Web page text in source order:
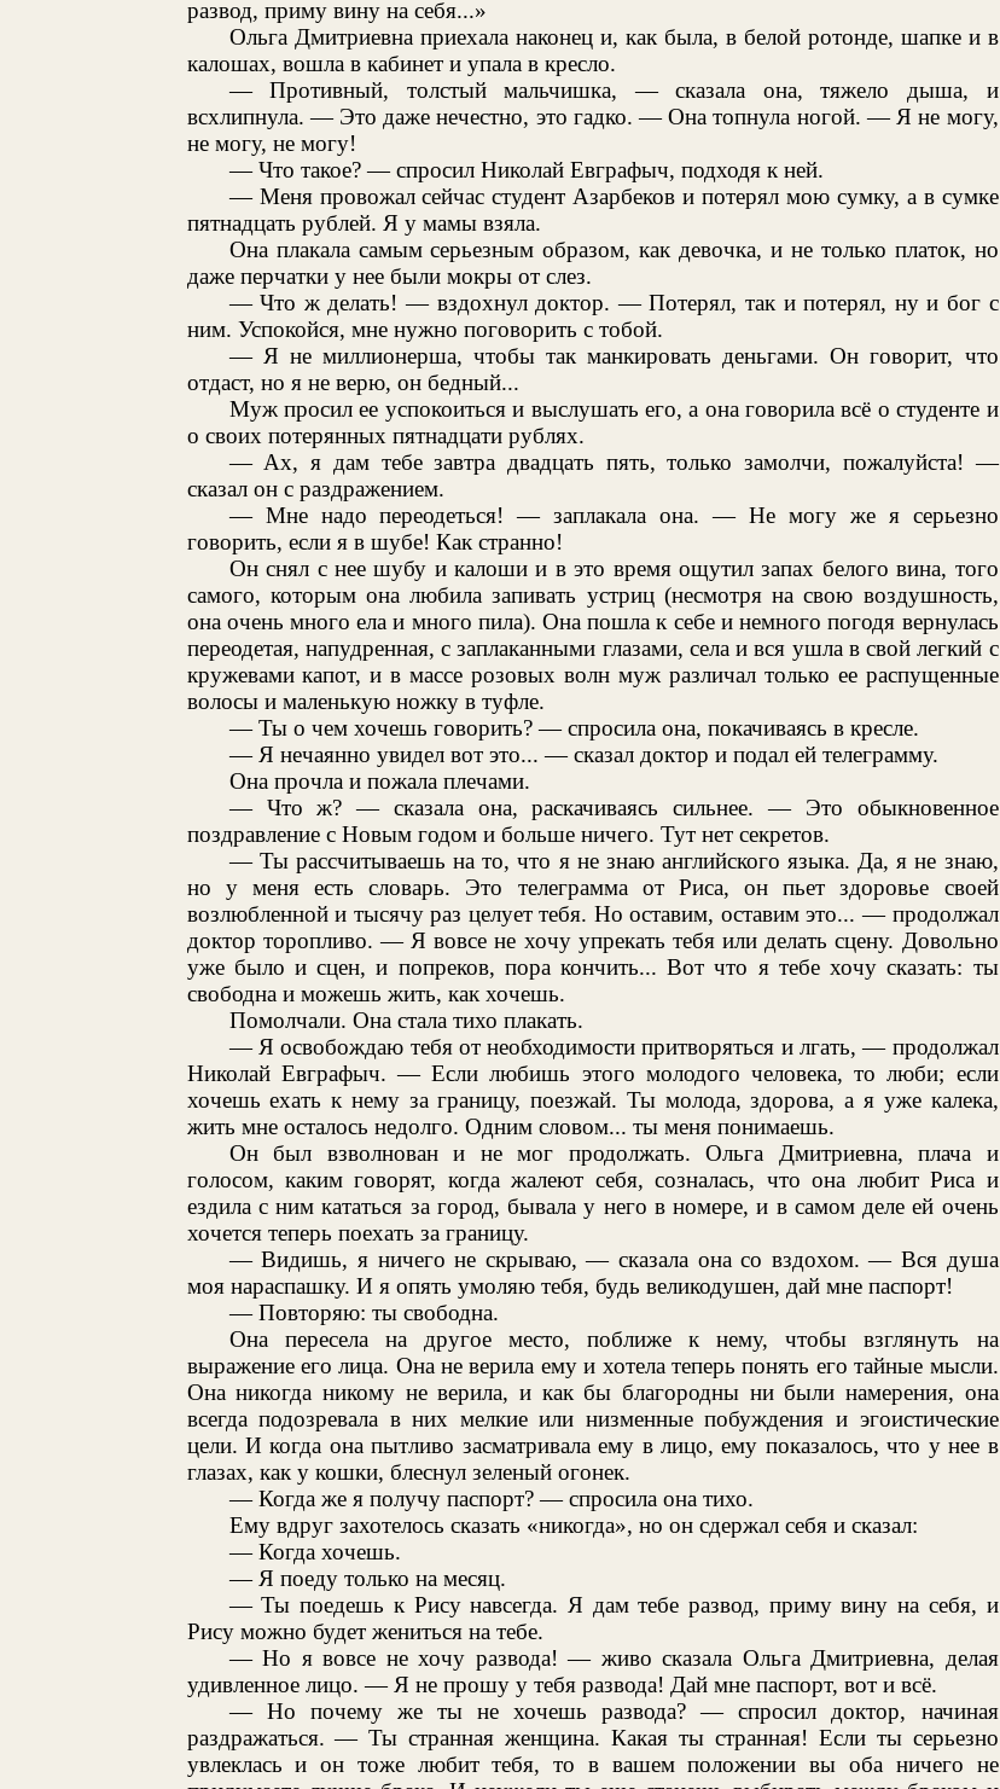
развод, приму вину на себя...»
Ольга Дмитриевна приехала наконец и, как была, в белой ротонде, шапке и в
калошах, вошла в кабинет и упала в кресло.
— Противный, толстый мальчишка, — сказала она, тяжело дыша, и
всхлипнула. — Это даже нечестно, это гадко. — Она топнула ногой. — Я не могу,
не могу, не могу!
— Что такое? — спросил Николай Евграфыч, подходя к ней.
— Меня провожал сейчас студент Азарбеков и потерял мою сумку, а в сумке
пятнадцать рублей. Я у мамы взяла.
Она плакала самым серьезным образом, как девочка, и не только платок, но
даже перчатки у нее были мокры от слез.
— Что ж делать! — вздохнул доктор. — Потерял, так и потерял, ну и бог с
ним. Успокойся, мне нужно поговорить с тобой.
— Я не миллионерша, чтобы так манкировать деньгами. Он говорит, что
отдаст, но я не верю, он бедный...
Муж просил ее успокоиться и выслушать его, а она говорила всё о студенте и
о своих потерянных пятнадцати рублях.
— Ах, я дам тебе завтра двадцать пять, только замолчи, пожалуйста! —
сказал он с раздражением.
— Мне надо переодеться! — заплакала она. — Не могу же я серьезно
говорить, если я в шубе! Как странно!
Он снял с нее шубу и калоши и в это время ощутил запах белого вина, того
самого, которым она любила запивать устриц (несмотря на свою воздушность,
она очень много ела и много пила). Она пошла к себе и немного погодя вернулась
переодетая, напудренная, с заплаканными глазами, села и вся ушла в свой легкий с
кружевами капот, и в массе розовых волн муж различал только ее распущенные
волосы и маленькую ножку в туфле.
— Ты о чем хочешь говорить? — спросила она, покачиваясь в кресле.
— Я нечаянно увидел вот это... — сказал доктор и подал ей телеграмму.
Она прочла и пожала плечами.
— Что ж? — сказала она, раскачиваясь сильнее. — Это обыкновенное
поздравление с Новым годом и больше ничего. Тут нет секретов.
— Ты рассчитываешь на то, что я не знаю английского языка. Да, я не знаю,
но у меня есть словарь. Это телеграмма от Риса, он пьет здоровье своей
возлюбленной и тысячу раз целует тебя. Но оставим, оставим это... — продолжал
доктор торопливо. — Я вовсе не хочу упрекать тебя или делать сцену. Довольно
уже было и сцен, и попреков, пора кончить... Вот что я тебе хочу сказать: ты
свободна и можешь жить, как хочешь.
Помолчали. Она стала тихо плакать.
— Я освобождаю тебя от необходимости притворяться и лгать, — продолжал
Николай Евграфыч. — Если любишь этого молодого человека, то люби; если
хочешь ехать к нему за границу, поезжай. Ты молода, здорова, а я уже калека,
жить мне осталось недолго. Одним словом... ты меня понимаешь.
Он был взволнован и не мог продолжать. Ольга Дмитриевна, плача и
голосом, каким говорят, когда жалеют себя, созналась, что она любит Риса и
ездила с ним кататься за город, бывала у него в номере, и в самом деле ей очень
хочется теперь поехать за границу.
— Видишь, я ничего не скрываю, — сказала она со вздохом. — Вся душа
моя нараспашку. И я опять умоляю тебя, будь великодушен, дай мне паспорт!
— Повторяю: ты свободна.
Она пересела на другое место, поближе к нему, чтобы взглянуть на
выражение его лица. Она не верила ему и хотела теперь понять его тайные мысли.
Она никогда никому не верила, и как бы благородны ни были намерения, она
всегда подозревала в них мелкие или низменные побуждения и эгоистические
цели. И когда она пытливо засматривала ему в лицо, ему показалось, что у нее в
глазах, как у кошки, блеснул зеленый огонек.
— Когда же я получу паспорт? — спросила она тихо.
Ему вдруг захотелось сказать «никогда», но он сдержал себя и сказал:
— Когда хочешь.
— Я поеду только на месяц.
— Ты поедешь к Рису навсегда. Я дам тебе развод, приму вину на себя, и
Рису можно будет жениться на тебе.
— Но я вовсе не хочу развода! — живо сказала Ольга Дмитриевна, делая
удивленное лицо. — Я не прошу у тебя развода! Дай мне паспорт, вот и всё.
— Но почему же ты не хочешь развода? — спросил доктор, начиная
раздражаться. — Ты странная женщина. Какая ты странная! Если ты серьезно
увлеклась и он тоже любит тебя, то в вашем положении вы оба ничего не